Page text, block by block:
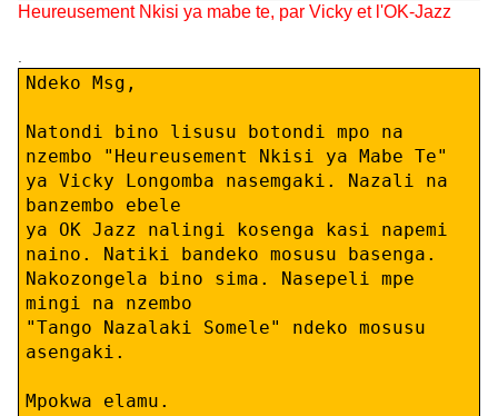
Heureusement Nkisi ya mabe te, par Vicky et l'OK-Jazz
Ndeko Msg,
Natondi bino lisusu botondi mpo na
nzembo "Heureusement Nkisi ya Mabe Te"
ya Vicky Longomba nasemgaki. Nazali na
banzembo ebele
ya OK Jazz nalingi kosenga kasi napemi
naino.
Natiki bandeko mosusu basenga.
Nakozongela bino sima. Nasepeli mpe
mingi na nzembo
"Tango Nazalaki Somele" ndeko mosusu
asengaki.
Mpokwa elamu.